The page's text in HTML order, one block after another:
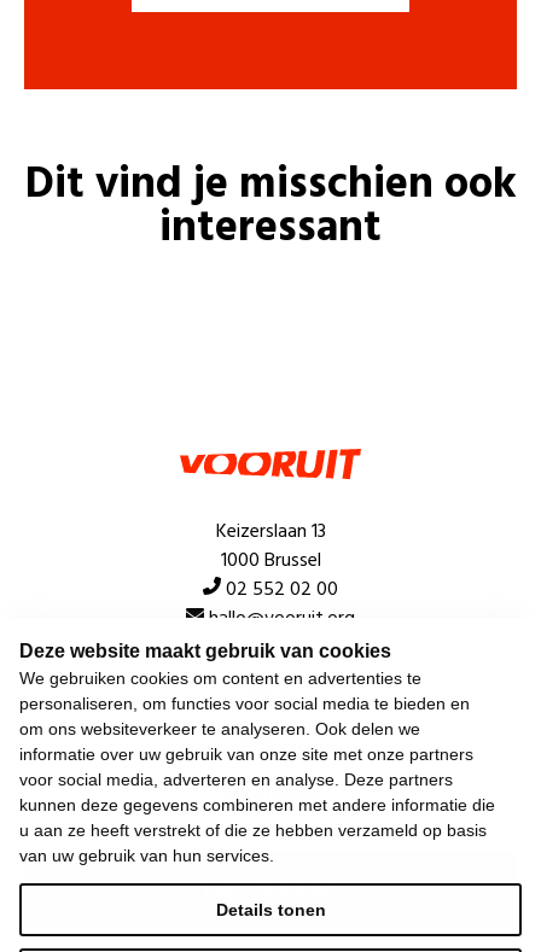
Deze website maakt gebruik van cookies
We gebruiken cookies om content en advertenties te
personaliseren, om functies voor social media te bieden en
om ons websiteverkeer te analyseren. Ook delen we
informatie over uw gebruik van onze site met onze partners
voor social media, adverteren en analyse. Deze partners
kunnen deze gegevens combineren met andere informatie die
u aan ze heeft verstrekt of die ze hebben verzameld op basis
van uw gebruik van hun services.
Details tonen
Dit vind je misschien ook
interessant
Keizerslaan 13
1000 Brussel
02 552 02 00
hallo@vooruit.org
Snel
Over de beweging
Algemeen
Laatste nieuws